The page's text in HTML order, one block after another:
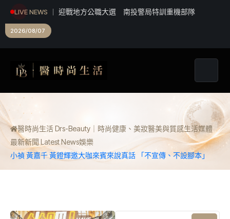
LIVE NEWS 迎戰地方公職大選 南投警局特訓重機部隊
2026/08/07
醫時尚生活 Drs-Beauty｜時尚健康、美妝醫美與質感生活媒體
最新新聞 Latest News娛樂
小禎 黃嘉千 黃鐙輝邀大咖來賓來說真話 「不宣傳、不設腳本」